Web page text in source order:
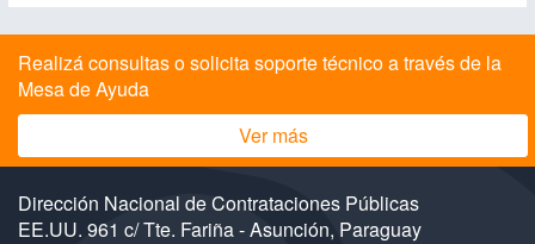
Realizá consultas o solicita soporte técnico a través de la
Mesa de Ayuda
Ver más
Dirección Nacional de Contrataciones Públicas
EE.UU. 961 c/ Tte. Fariña - Asunción, Paraguay